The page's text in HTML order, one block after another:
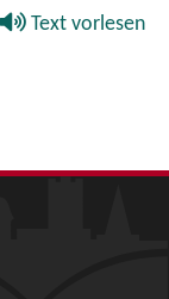
Text vorlesen